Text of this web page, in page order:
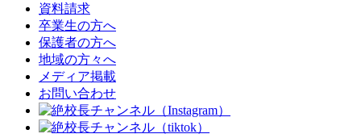
資料請求
卒業生の方へ
保護者の方へ
地域の方々へ
メディア掲載
お問い合わせ